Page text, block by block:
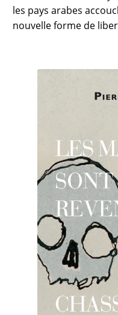
les pays arabes
nouvelle forme de